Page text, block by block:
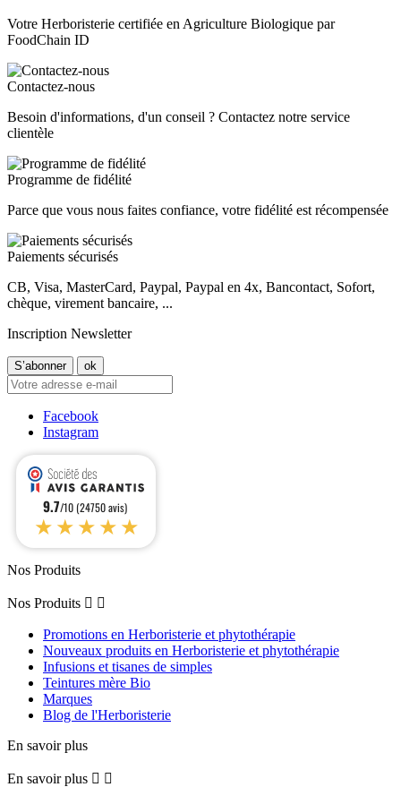
Votre Herboristerie certifiée en Agriculture Biologique par
FoodChain ID
Contactez-nous
Besoin d'informations, d'un conseil ? Contactez notre service
clientèle
Programme de fidélité
Parce que vous nous faites confiance, votre fidélité est récompensée
Paiements sécurisés
CB, Visa, MasterCard, Paypal, Paypal en 4x, Bancontact, Sofort,
chèque, virement bancaire, ...
Inscription Newsletter
Facebook
Instagram
9.7/10 (24750 avis)
★★★★★
Nos Produits
Nos Produits  
Promotions en Herboristerie et phytothérapie
Nouveaux produits en Herboristerie et phytothérapie
Infusions et tisanes de simples
Teintures mère Bio
Marques
Blog de l'Herboristerie
En savoir plus
En savoir plus  